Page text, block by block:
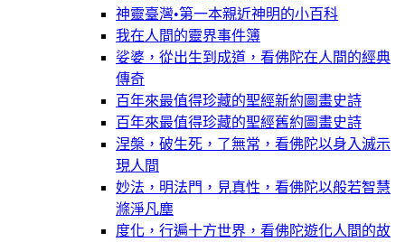
神靈臺灣•第一本親近神明的小百科
我在人間的靈界事件簿
娑婆，從出生到成道，看佛陀在人間的經典
傳奇
百年來最值得珍藏的聖經新約圖畫史詩
百年來最值得珍藏的聖經舊約圖畫史詩
涅槃，破生死，了無常，看佛陀以身入滅示
現人間
妙法，明法門，見真性，看佛陀以般若智慧
滌淨凡塵
度化，行遍十方世界，看佛陀遊化人間的故